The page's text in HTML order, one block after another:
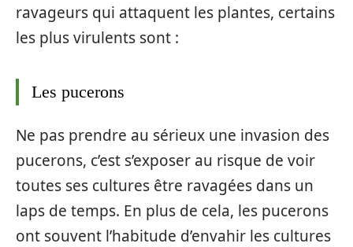
ravageurs qui attaquent les plantes, certains
les plus virulents sont :
Les pucerons
Ne pas prendre au sérieux une invasion des
pucerons, c’est s’exposer au risque de voir
toutes ses cultures être ravagées dans un
laps de temps. En plus de cela, les pucerons
ont souvent l’habitude d’envahir les cultures